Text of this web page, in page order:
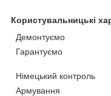
Користувальницькі
Демонтуємо
Гарантуємо
Німецький контроль
Армування